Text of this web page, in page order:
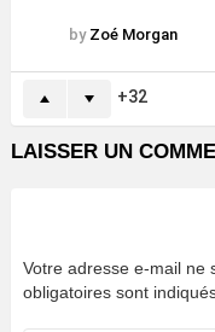
by Zoé Morgan
32
LAISSER UN
Votre adresse e-mail ne
obligatoires sont